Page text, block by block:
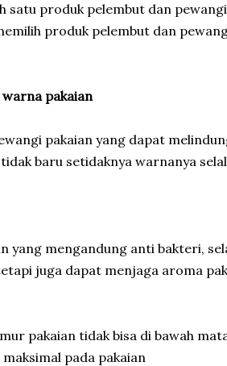
satu produk pelembut dan
produk pelembut dan
pakaian
pakaian yang dapat
baru setidaknya warnanya
yang mengandung anti bakteri,
juga dapat menjaga aroma
pakaian tidak bisa di bawah
pada pakaian